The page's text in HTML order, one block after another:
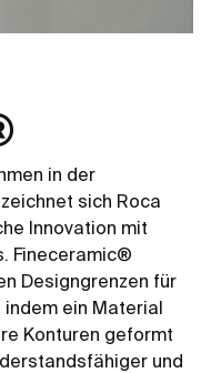
in der
sich Roca
Innovation mit
Fineceramic®
Designgrenzen für
indem ein Material
Konturen geformt
und